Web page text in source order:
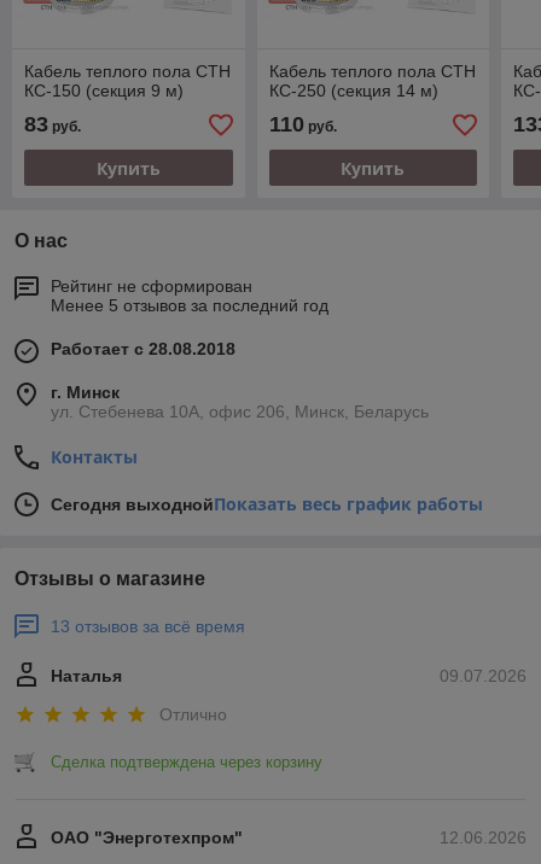
Кабель теплого пола СТН
КС-150 (секция 9 м)
83 руб.
Купить
Кабель теплого пола СТН
КС-250 (секция 14 м)
110руб.
Купить
О нас
Рейтинг не сформирован
Менее 5 отзывов за последний год
Работает с 28.08.2018
г. Минск
ул. Стебенева 10А, офис 206, Минск, Беларусь
Контакты
Сегодня выходнойПоказать весь график работы
Отзывы о магазине
13 отзывов за всё время
09.07.2026
Наталья
Отлично
Сделка подтверждена через корзину
12.06.2026
ОАО "Энерготехпром"